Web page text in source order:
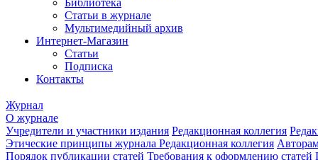
Библиотека
Статьи в журнале
Мультимедийный архив
Интернет-Магазин
Статьи
Подписка
Контакты
Журнал
О журнале
Учредители и участники издания Редакционная коллегия
Этические принципы журнала Редакционная коллегия
Порядок публикации статей Требования к оформлению статей